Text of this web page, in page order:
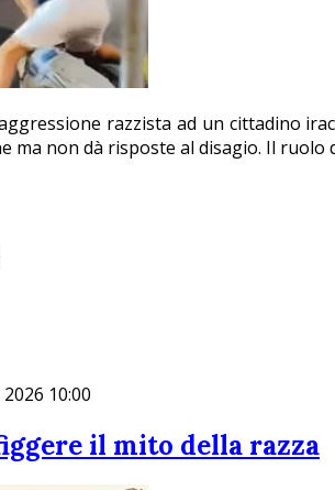
razzista ad un cittadino
ma non dà risposte al disagio. Il
10:00
il mito della razza